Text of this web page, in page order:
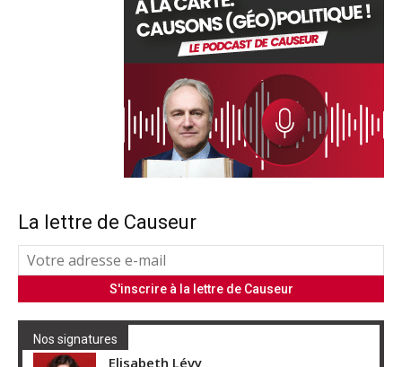
La lettre de Causeur
Nos signatures
Elisabeth Lévy